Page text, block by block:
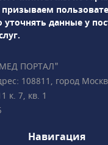
имплантация и др.
под
успешно занимаются
прикуса с
съемных и
аппаратов.Все
клиники обладают
опытом успешной
взглядом на
призываем
уточнять данные у
ПОРТАЛ"
108811, город
к. 7, кв. 1
Навигация